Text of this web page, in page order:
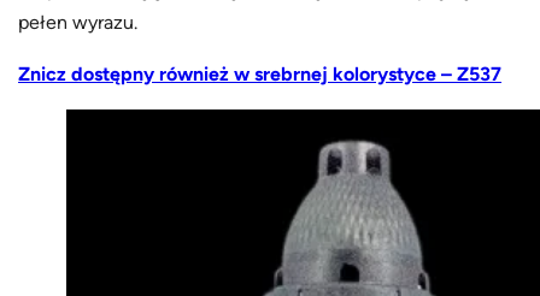
pełen wyrazu.
Znicz dostępny również w srebrnej kolorystyce – Z537